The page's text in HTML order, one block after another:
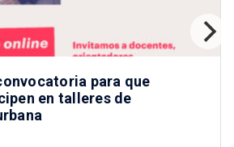
para que
en talleres de